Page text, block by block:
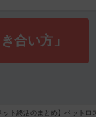
合い方」
ット終活のまとめ】ペットロ